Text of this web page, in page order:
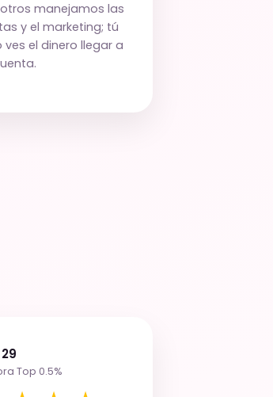
manejamos las
y el marketing; tú
ves el dinero llegar a
Top 0.5%